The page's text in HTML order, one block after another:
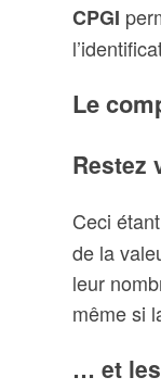
CPGI
Le
Restez
Ceci
de la
leur
même si
… et